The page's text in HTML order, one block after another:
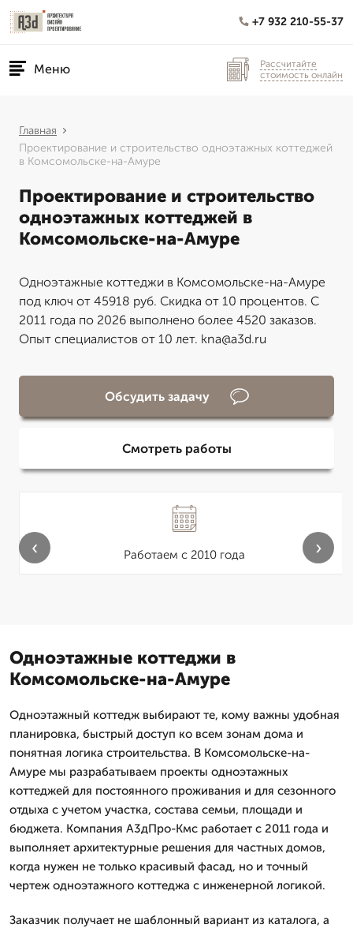
+7 932 210-55-37
Меню
Рассчитайте
стоимость онлайн
Главная
Проектирование и строительство одноэтажных коттеджей
в Комсомольске-на-Амуре
Проектирование и строительство
одноэтажных коттеджей в
Комсомольске-на-Амуре
Одноэтажные коттеджи в Комсомольске-на-Амуре
под ключ от 45918 руб. Скидка от 10 процентов. С
2011 года по 2026 выполнено более 4520 заказов.
Опыт специалистов от 10 лет. kna@a3d.ru
Обсудить задачу
Смотреть работы
Работаем с 2010 года
‹ ›
Одноэтажные коттеджи в
Комсомольске-на-Амуре
Одноэтажный коттедж выбирают те, кому важны удобная
планировка, быстрый доступ ко всем зонам дома и
понятная логика строительства. В Комсомольске-на-
Амуре мы разрабатываем проекты одноэтажных
коттеджей для постоянного проживания и для сезонного
отдыха с учетом участка, состава семьи, площади и
бюджета. Компания А3дПро-Кмс работает с 2011 года и
выполняет архитектурные решения для частных домов,
когда нужен не только красивый фасад, но и точный
чертеж одноэтажного коттеджа с инженерной логикой.
Заказчик получает не шаблонный вариант из каталога, а